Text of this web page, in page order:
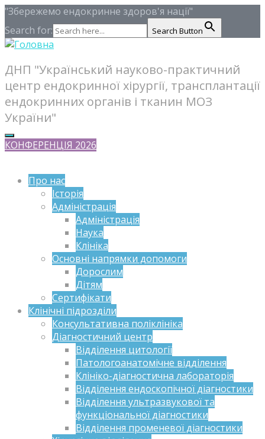
"Збережемо ендокринне здоров'я нації"
Search for:
Search Button
ДНП "Український науково-практичний
центр ендокринної хірургії, трансплантації
ендокринних органів і тканин МОЗ
України"
КОНФЕРЕНЦІЯ 2026
Про нас
Історія
Адміністрація
Адміністрація
Наука
Клініка
Основні напрямки допомоги
Дорослим
Дітям
Сертифікати
Клінічні підрозділи
Консультативна поліклініка
Діагностичний центр
Відділення цитології
Патологоанатомічне відділення
Клініко-діагностична лабораторія
Відділення ендоскопічної діагностики
Відділення ультразвукової та
функціональної діагностики
Відділення променевої діагностики